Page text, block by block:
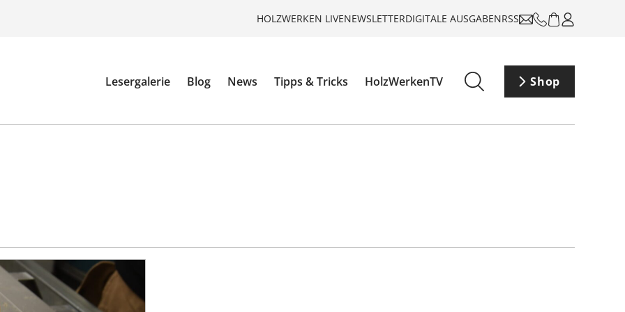
HOLZWERKEN LIVENEWSLETTERDIGITALE AUSGABENRSS
Lesergalerie Blog News Tipps & Tricks HolzWerkenTV Shop